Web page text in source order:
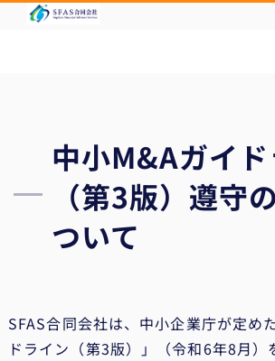
中小M&Aガイ
（第3版）遵守
ついて
SFAS合同会社は、中小企業庁が定め
ドライン（第3版）」（令和6年8月）